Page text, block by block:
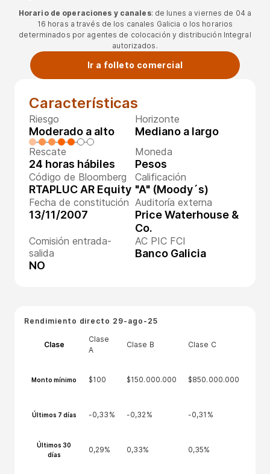
Horario de operaciones y canales: de lunes a viernes de 04 a
16 horas a través de los canales Galicia o los horarios
determinados por agentes de colocación y distribución Integral
autorizados.
Ir a folleto comercial
Características
Riesgo
Moderado a alto
Horizonte
Mediano a largo
Rescate
24 horas hábiles
Moneda
Pesos
Código de Bloomberg
RTAPLUC AR Equity
Calificación
"A" (Moody´s)
Fecha de constitución
13/11/2007
Auditoría externa
Price Waterhouse &
Co.
Comisión entrada-
salida
NO
AC PIC FCI
Banco Galicia
Rendimiento directo 29-ago-25
Clase
Clase
A
Clase B Clase C
Monto mínimo $100 $150.000.000 $850.000.000
Últimos 7 días -0,33% -0,32% -0,31%
Últimos 30
días
0,29% 0,33% 0,35%